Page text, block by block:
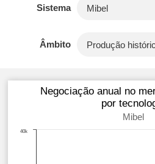
Sistema
Âmbito
Negociação anual no
por
Mibel
40k